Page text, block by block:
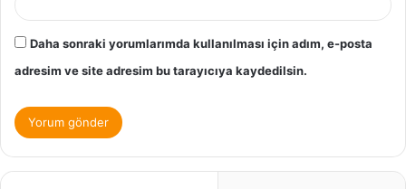
Daha sonraki yorumlarımda kullanılması için adım, e-posta
adresim ve site adresim bu tarayıcıya kaydedilsin.